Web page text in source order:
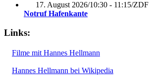
17. August 2026/10:30 - 11:15/ZDF
Notruf Hafenkante
Links:
Filme mit Hannes Hellmann
Hannes Hellmann bei Wikipedia